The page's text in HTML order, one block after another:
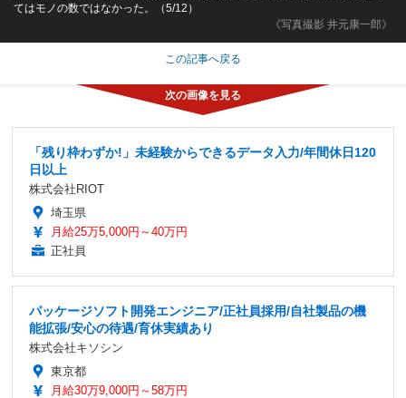
《写真撮影 井元康一郎》
てはモノの数ではなかった。（5/12）
この記事へ戻る
「残り枠わずか!」未経験からできるデータ入力/年間休日120
日以上
株式会社RIOT
埼玉県
月給25万5,000円～40万円
正社員
パッケージソフト開発エンジニア/正社員採用/自社製品の機
能拡張/安心の待遇/育休実績あり
株式会社キソシン
東京都
月給30万9,000円～58万円